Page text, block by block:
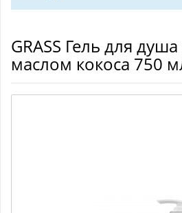
GRASS Гель для
маслом кокоса 750